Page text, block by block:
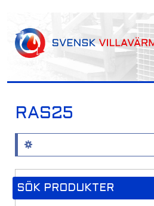
RAS25
SÖK PRODUKTER